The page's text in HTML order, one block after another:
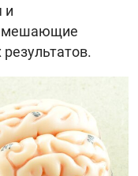
и
мешающие